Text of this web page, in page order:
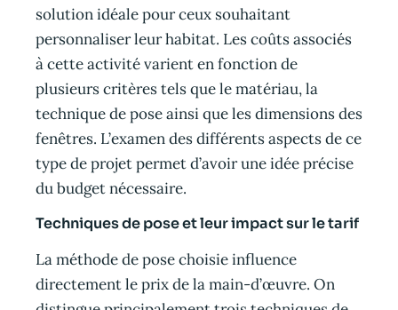
solution idéale pour ceux souhaitant
personnaliser leur habitat. Les coûts associés
à cette activité varient en fonction de
plusieurs critères tels que le matériau, la
technique de pose ainsi que les dimensions des
fenêtres. L’examen des différents aspects de ce
type de projet permet d’avoir une idée précise
du budget nécessaire.
Techniques de pose et leur impact sur le tarif
La méthode de pose choisie influence
directement le prix de la main-d’œuvre. On